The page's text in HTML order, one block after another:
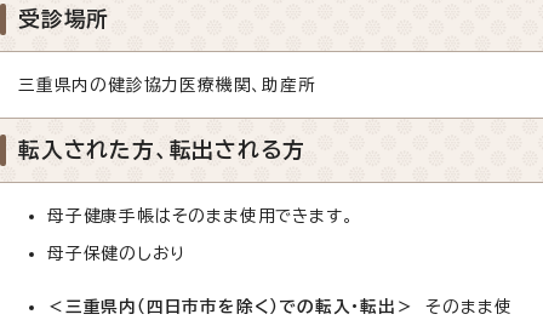
受診場所
三重県内の健診協力医療機関、助産所
転入された方、転出される方
母子健康手帳はそのまま使用できます。
母子保健のしおり
＜三重県内（四日市市を除く）での転入・転出＞
そのまま使